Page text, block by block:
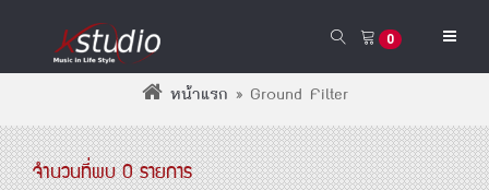
0
หน้าแรก » Ground Filter
จำนวนที่พบ 0 รายการ